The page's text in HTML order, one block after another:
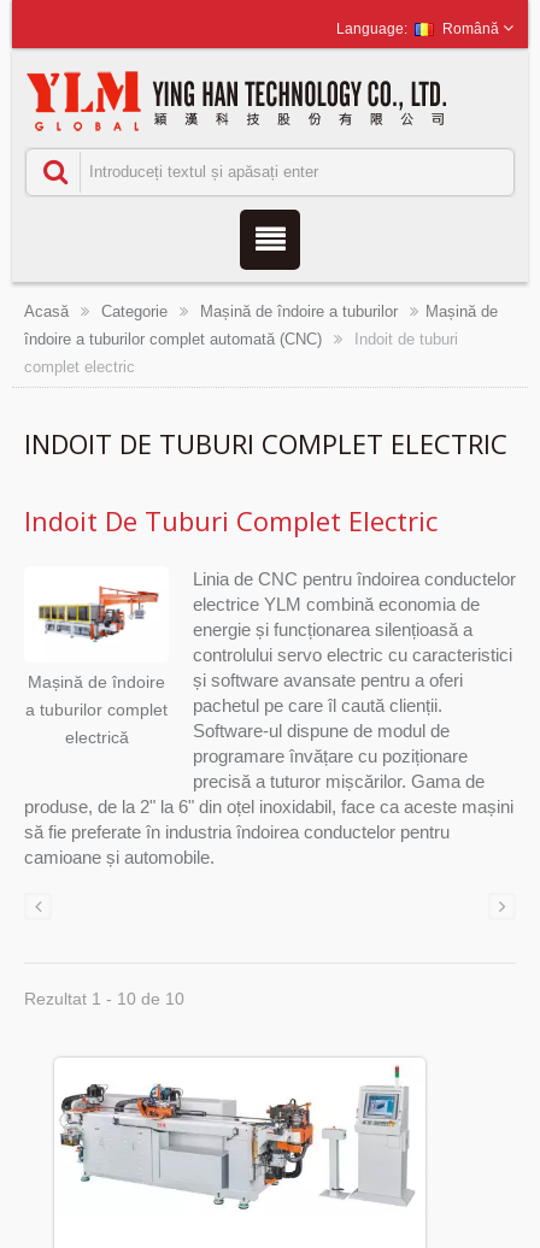
Română
Acasă Categorie Mașină de îndoire a tuburilor
Mașină de
îndoire a tuburilor complet automată (CNC)
Indoit de tuburi
complet electric
INDOIT DE TUBURI COMPLET ELECTRIC
Indoit De Tuburi Complet Electric
Mașină de îndoire
a tuburilor complet
electrică
Linia de CNC pentru îndoirea conductelor
electrice YLM combină economia de
energie și funcționarea silențioasă a
controlului servo electric cu caracteristici
și software avansate pentru a oferi
pachetul pe care îl caută clienții.
Software-ul dispune de modul de
programare învățare cu poziționare
precisă a tuturor mișcărilor. Gama de
produse, de la 2" la 6" din oțel inoxidabil, face ca aceste mașini
să fie preferate în industria îndoirea conductelor pentru
camioane și automobile.
Rezultat 1 - 10 de 10